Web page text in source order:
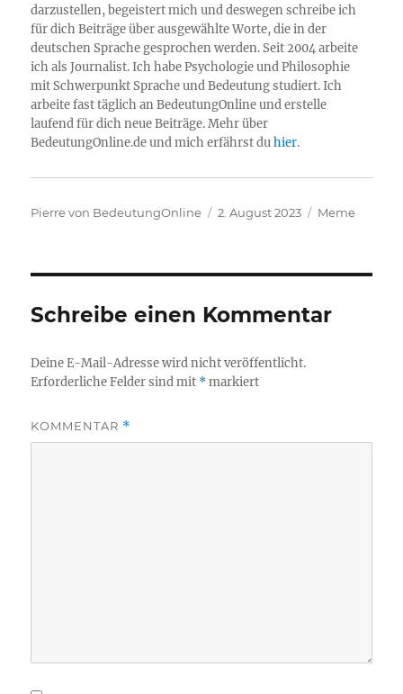
darzustellen, begeistert mich und deswegen schreibe ich
für dich Beiträge über ausgewählte Worte, die in der
deutschen Sprache gesprochen werden. Seit 2004 arbeite
ich als Journalist. Ich habe Psychologie und Philosophie
mit Schwerpunkt Sprache und Bedeutung studiert. Ich
arbeite fast täglich an BedeutungOnline und erstelle
laufend für dich neue Beiträge. Mehr über
BedeutungOnline.de und mich erfährst duhier.
Autor
Pierre von BedeutungOnline
Veröffentlicht
2. August 2023 Kategorien
Meme
Schreibe einen Kommentar
Deine E-Mail-Adresse wird nicht veröffentlicht.
Erforderliche Felder sind mit *markiert
KOMMENTAR *